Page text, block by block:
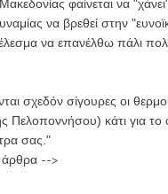
φαίνεται να
να βρεθεί στην
να επανέλθω πάλι
σχεδόν σίγουρες οι
Πελοποννήσου) κάτι για
σας."
άρθρα -->